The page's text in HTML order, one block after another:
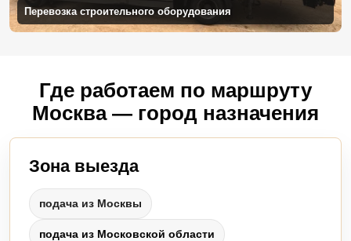
Перевозка строительного оборудования
Где работаем по маршруту
Москва — город назначения
Зона выезда
подача из Москвы
подача из Московской области